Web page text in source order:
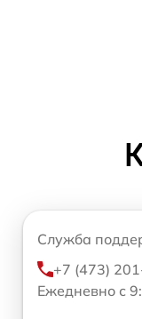
Служба
+7 (473)
Ежедневно с